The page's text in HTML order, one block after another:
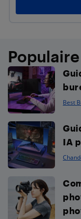
Populaire
Best
IA